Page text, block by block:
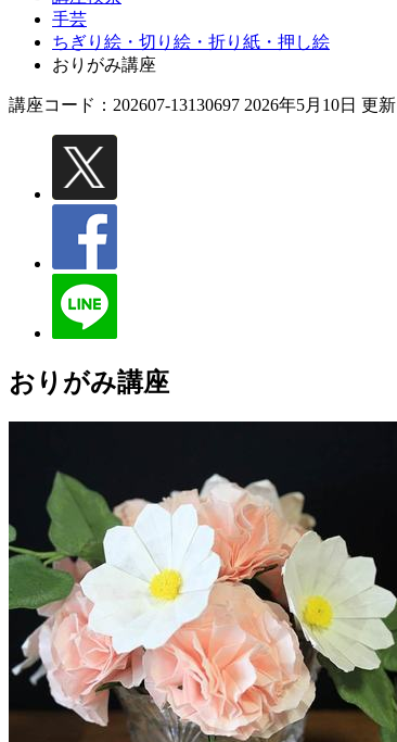
手芸
ちぎり絵・切り絵・折り紙・押し絵
おりがみ講座
講座コード：202607-13130697 2026年5月10日 更新
おりがみ講座